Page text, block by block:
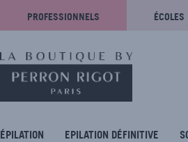
PROFESSIONNELS ÉCOLES
ÉPILATION EPILATION DÉFINITIVE